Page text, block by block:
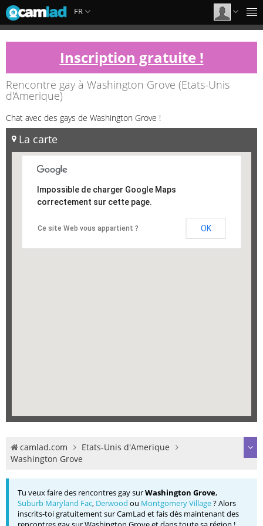
FR
Inscription gratuite !
Rencontre gay à Washington Grove (Etats-Unis
d'Amerique)
Chat avec des gays de Washington Grove !
La carte
Impossible de charger Google Maps
correctement sur cette page.
Ce site Web vous appartient ? OK
camlad.com
Etats-Unis d'Amerique
Washington Grove
Tu veux faire des rencontres gay surWashington Grove,
Suburb Maryland Fac, Derwood ou Montgomery Village? Alors
inscrits-toi gratuitement sur CamLad et fais dès maintenant des